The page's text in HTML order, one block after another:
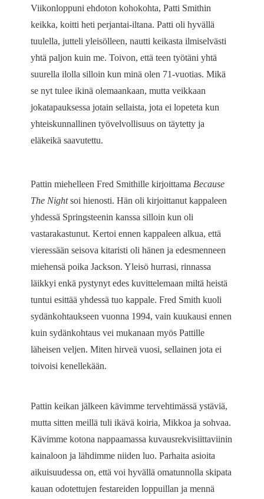
Viikonloppuni ehdoton kohokohta, Patti Smithin
keikka, koitti heti perjantai-iltana. Patti oli hyvällä
tuulella, jutteli yleisölleen, nautti keikasta ilmiselvästi
yhtä paljon kuin me. Toivon, että teen työtäni yhtä
suurella ilolla silloin kun minä olen 71-vuotias. Mikä
se nyt tulee ikinä olemaankaan, mutta veikkaan
jokatapauksessa jotain sellaista, jota ei lopeteta kun
yhteiskunnallinen työvelvollisuus on täytetty ja
eläkeikä saavutettu.
Pattin miehelleen Fred Smithille kirjoittama Because
The Nightsoi hienosti. Hän oli kirjoittanut kappaleen
yhdessä Springsteenin kanssa silloin kun oli
vastarakastunut. Kertoi ennen kappaleen alkua, että
vieressään seisova kitaristi oli hänen ja edesmenneen
miehensä poika Jackson. Yleisö hurrasi, rinnassa
läikkyi enkä pystynyt edes kuvittelemaan miltä heistä
tuntui esittää yhdessä tuo kappale. Fred Smith kuoli
sydänkohtaukseen vuonna 1994, vain kuukausi ennen
kuin sydänkohtaus vei mukanaan myös Pattille
läheisen veljen. Miten hirveä vuosi, sellainen jota ei
toivoisi kenellekään.
Pattin keikan jälkeen kävimme tervehtimässä ystäviä,
mutta sitten meillä tuli ikävä koiria, Mikkoa ja sohvaa.
Kävimme kotona nappaamassa kuvausrekvisiittaviinin
kainaloon ja lähdimme niiden luo. Parhaita asioita
aikuisuudessa on, että voi hyvällä omatunnolla skipata
kauan odotettujen festareiden loppuillan ja mennä